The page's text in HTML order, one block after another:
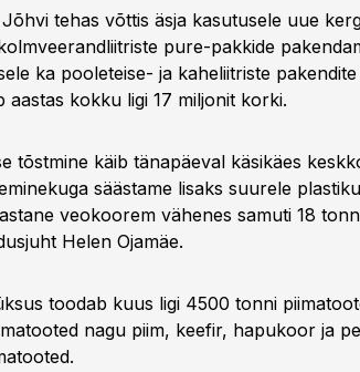
tehas võttis äsja kasutusele uue
pure-pakkide
ka pooleteise- ja kaheliitriste
aastas kokku ligi 17 miljonit korki.
tõstmine käib tänapäeval käsikäes
säästame lisaks suurele
veokoorem vähenes samuti 18
Helen Ojamäe.
toodab kuus ligi 4500 tonni
nagu piim, keefir, hapukoor ja